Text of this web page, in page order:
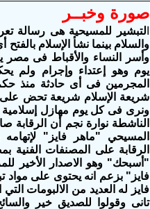
صورة وخبــر
لتبشير للمسيحية هى رسالة
والسلام بينما نشأ الإسلام
وأسر النساء والأقباط فى مصر
يوم وهو إعتداء وإجرام ولم
المجرمين فى أى حادثة منذ
شريعة الإسلام شريعة تحض على
ونرى فى كل يوم مهازل إسلامية
الناشطة نوارة نجم أن
الرقابة
المسيحي "ماهر فايز"
الرقابة على المصنفات الفنية
"أسبحك" وهو الاصدار الأخير
فايز" بزعم انه يحتوى على مواد
فايز له العديد من الالبومات
تانى وقولوا للصديق خير و